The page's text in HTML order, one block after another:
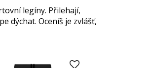
legíny. Přilehají,
dýchat. Oceníš je zvlášť,